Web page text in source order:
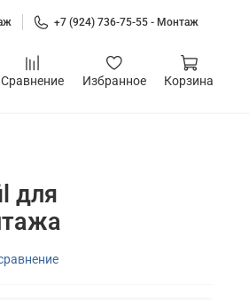
+7 (924) 736-75-55 - Монтаж
Сравнение Избранное Корзина
для